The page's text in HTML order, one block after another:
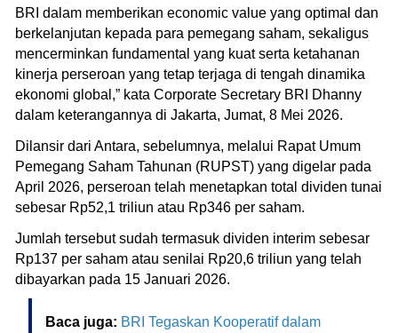
BRI dalam memberikan economic value yang optimal dan
berkelanjutan kepada para pemegang saham, sekaligus
mencerminkan fundamental yang kuat serta ketahanan
kinerja perseroan yang tetap terjaga di tengah dinamika
ekonomi global,” kata Corporate Secretary BRI Dhanny
dalam keterangannya di Jakarta, Jumat, 8 Mei 2026.
Dilansir dari Antara, sebelumnya, melalui Rapat Umum
Pemegang Saham Tahunan (RUPST) yang digelar pada
April 2026, perseroan telah menetapkan total dividen tunai
sebesar Rp52,1 triliun atau Rp346 per saham.
Jumlah tersebut sudah termasuk dividen interim sebesar
Rp137 per saham atau senilai Rp20,6 triliun yang telah
dibayarkan pada 15 Januari 2026.
Baca juga: BRI Tegaskan Kooperatif dalam